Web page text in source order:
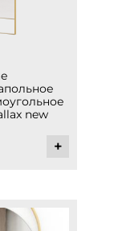
new
+